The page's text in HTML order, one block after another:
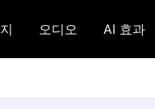
오디오 AI 효과